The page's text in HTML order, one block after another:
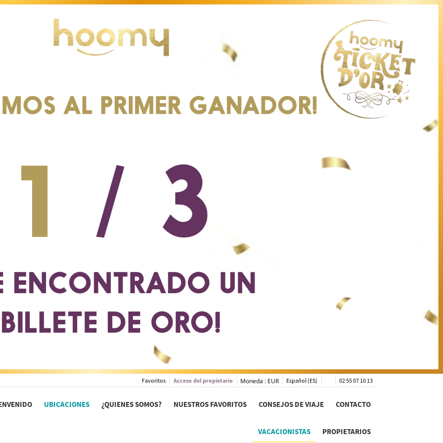
02 55 07 10 13
Español (ES)
Moneda : EUR
Acceso del propietario
Favoritos
UBICACIONES ¿QUIENES SOMOS? NUESTROS FAVORITOS CONSEJOS DE VIAJE CONTACTO
VACACIONISTAS PROPIETARIOS